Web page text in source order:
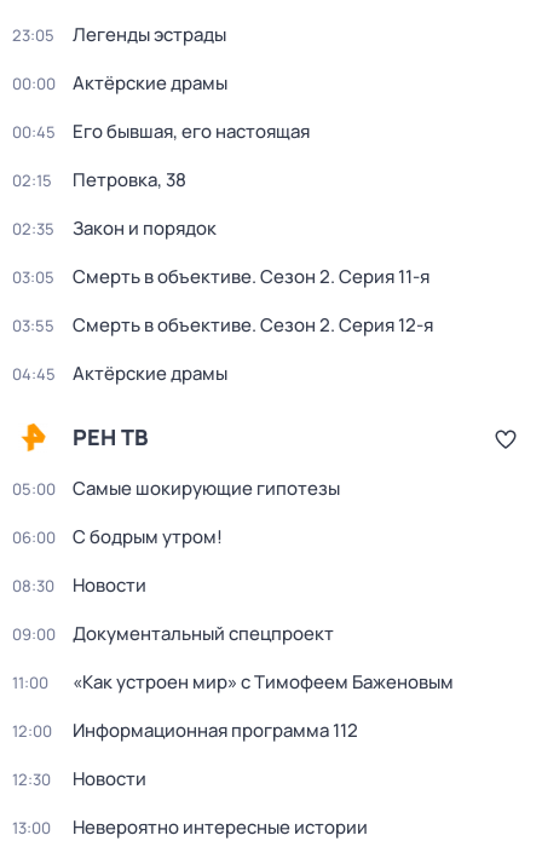
23:05 Легенды эстрады
00:00 Актёрские драмы
00:45 Его бывшая, его настоящая
02:15 Петровка, 38
02:35 Закон и порядок
03:05 Смерть в объективе. Сезон 2. Серия 11-я
03:55 Смерть в объективе. Сезон 2. Серия 12-я
04:45 Актёрские драмы
РЕН ТВ
05:00 Самые шoкиpующие гипотезы
06:00 С бодрым утром!
08:30 Новости
09:00 Документальный спецпроект
11:00 «Как устроен мир» с Тимофеем Баженовым
12:00 Информационная программа 112
12:30 Новости
13:00 Невероятно интересные истории